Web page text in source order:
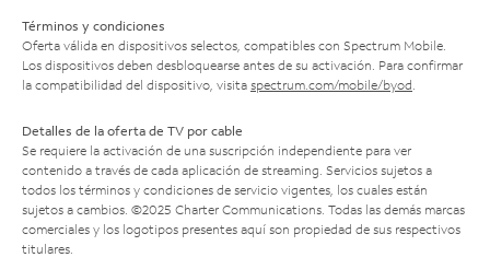
Términos y condiciones
Oferta válida en dispositivos selectos, compatibles con Spectrum Mobile.
Los dispositivos deben desbloquearse antes de su activación. Para confirmar
la compatibilidad del dispositivo, visita spectrum.com/mobile/byod
Detalles de la oferta de TV por cable
Se requiere la activación de una suscripción independiente para ver
contenido a través de cada aplicación de streaming. Servicios sujetos a
todos los términos y condiciones de servicio vigentes, los cuales están
sujetos a cambios. ©2025 Charter Communications. Todas las demás marcas
comerciales y los logotipos presentes aquí son propiedad de sus respectivos
titulares.